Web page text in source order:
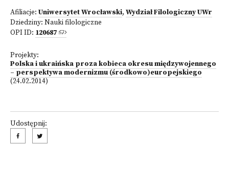
Afiliacje: Uniwersytet Wrocławski, Wydział Filologiczny UWr
Dziedziny: Nauki filologiczne
OPI ID: 120687
Projekty:
Polska i ukraińska proza kobieca okresu międzywojennego
– perspektywa modernizmu (środkowo)europejskiego
(24.02.2014)
Udostępnij: